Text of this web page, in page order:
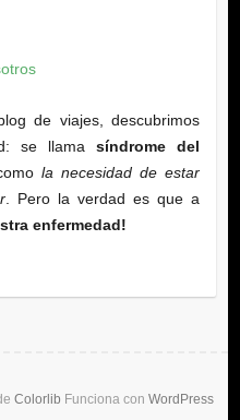
de viajes, descubrimos
se llamasíndrome del
la necesidad de estar
. Pero la verdad es que a
enfermedad!
Colorlib Funciona con WordPress